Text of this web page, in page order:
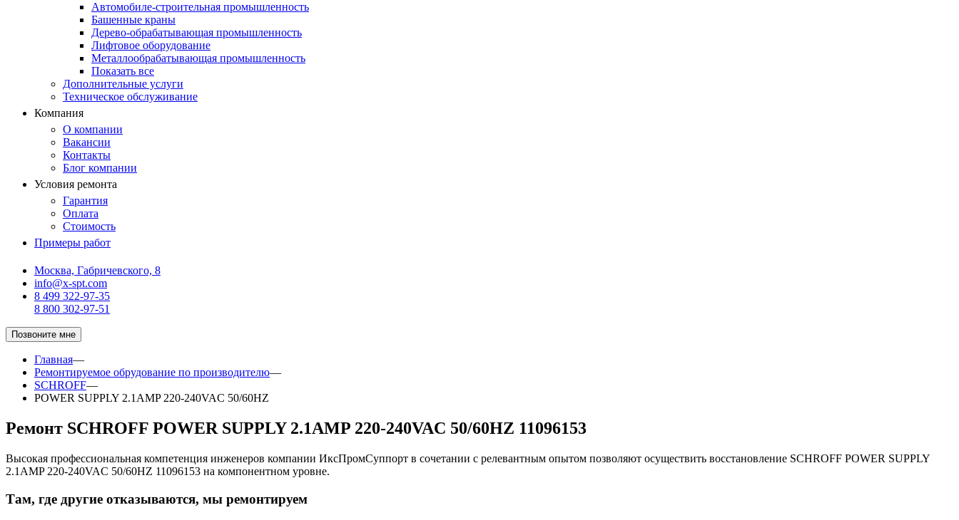
Автомобиле-строительная промышленность
Башенные краны
Дерево-обрабатывающая промышленность
Лифтовое оборудование
Металлообрабатывающая промышленность
Показать все
Дополнительные услуги
Техническое обслуживание
Компания
О компании
Вакансии
Контакты
Блог компании
Условия ремонта
Гарантия
Оплата
Стоимость
Примеры работ
Москва, Габричевского, 8
info@x-spt.com
8 499 322-97-35
8 800 302-97-51
Позвоните мне
Главная—
Ремонтируемое обрудование по производителю—
SCHROFF—
POWER SUPPLY 2.1AMP 220-240VAC 50/60HZ
Ремонт SCHROFF POWER SUPPLY 2.1AMP 220-240VAC 50/60HZ 11096153
Высокая профессиональная компетенция инженеров компании ИксПромСуппорт в сочетании с релевантным опытом позволяют осуществить восстановление SCHROFF POWER SUPPLY
2.1AMP 220-240VAC 50/60HZ 11096153 на компонентном уровне.
Там, где другие отказываются, мы ремонтируем